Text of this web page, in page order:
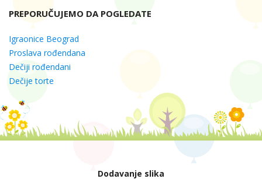
PREPORUČUJEMO DA POGLEDATE
Igraonice Beograd
Proslava rođendana
Dečiji rođendani
Dečije torte
Dodavanje slika